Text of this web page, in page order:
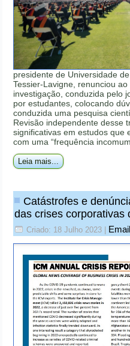
presidente de Universidade
Tessier-Lavigne, renunciou
investigação, conduzida pelo
por estudantes, colocando
conduzida uma pesquisa
Revisão independente desse
significativas em estudos que
com uma “frequência
Leia mais...
Catástrofes e
das crises corporativas
Criado: 18 Julho 2023 | Email